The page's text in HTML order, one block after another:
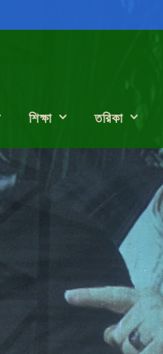
তরিকা
শিক্ষা